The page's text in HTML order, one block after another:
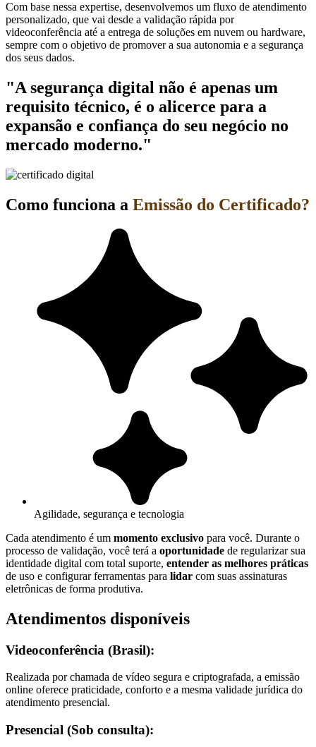
Com base nessa expertise, desenvolvemos um fluxo de atendimento
personalizado, que vai desde a validação rápida por
videoconferência até a entrega de soluções em nuvem ou hardware,
sempre com o objetivo de promover a sua autonomia e a segurança
dos seus dados.
"A segurança digital não é apenas um
requisito técnico, é o alicerce para a
expansão e confiança do seu negócio no
mercado moderno."
Como funciona a Emissão do Certificado?
Agilidade, segurança e tecnologia
Cada atendimento é um momento exclusivo para você. Durante o
processo de validação, você terá a oportunidade de regularizar sua
identidade digital com total suporte, entender as melhores práticas
de uso e configurar ferramentas para lidar com suas assinaturas
eletrônicas de forma produtiva.
Atendimentos disponíveis
Videoconferência (Brasil):
Realizada por chamada de vídeo segura e criptografada, a emissão
online oferece praticidade, conforto e a mesma validade jurídica do
atendimento presencial.
Presencial (Sob consulta):